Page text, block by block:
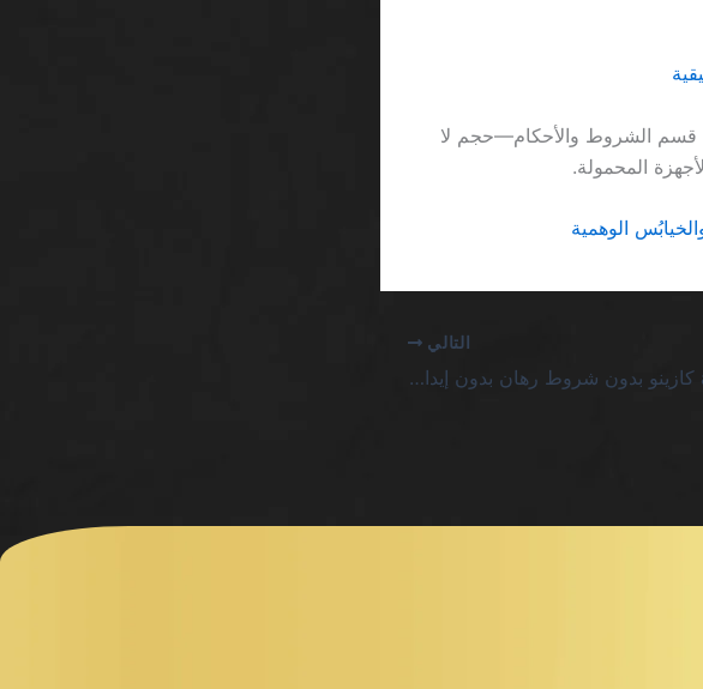
قسم الشروط والأحكام—حجم لا
الوهمية
التالي
alf كازينو بدون شروط رهان بدون إيداع بونص SA يدمّر الوهم بالمعادلة القاحلة